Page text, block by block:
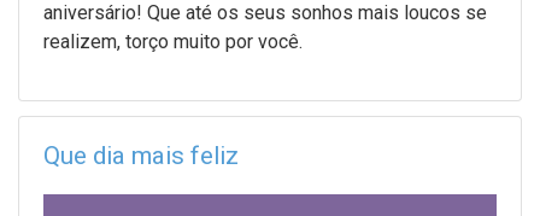
aniversário! Que até os seus sonhos mais loucos se
realizem, torço muito por você.
Que dia mais feliz